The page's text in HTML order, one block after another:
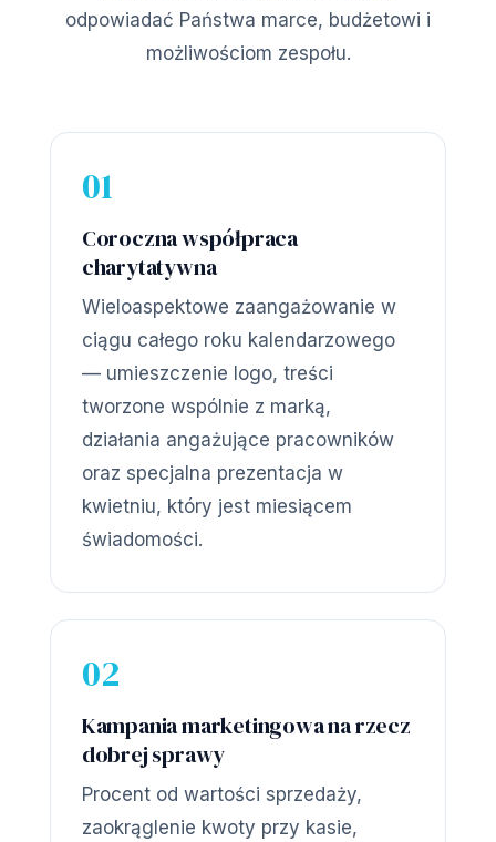
odpowiadać Państwa marce, budżetowi i
możliwościom zespołu.
01
Coroczna współpraca
charytatywna
Wieloaspektowe zaangażowanie w
ciągu całego roku kalendarzowego
— umieszczenie logo, treści
tworzone wspólnie z marką,
działania angażujące pracowników
oraz specjalna prezentacja w
kwietniu, który jest miesiącem
świadomości.
02
Kampania marketingowa na rzecz
dobrej sprawy
Procent od wartości sprzedaży,
zaokrąglenie kwoty przy kasie,